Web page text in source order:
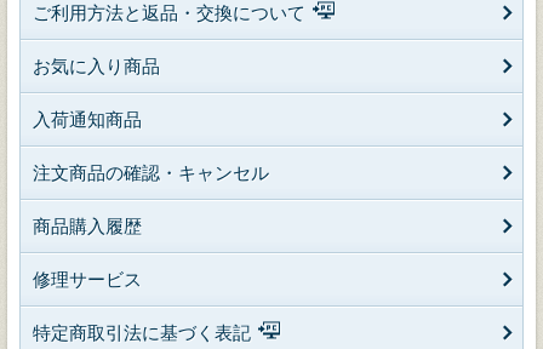
ご利用方法と返品・交換について
お気に入り商品
入荷通知商品
注文商品の確認・キャンセル
商品購入履歴
修理サービス
特定商取引法に基づく表記